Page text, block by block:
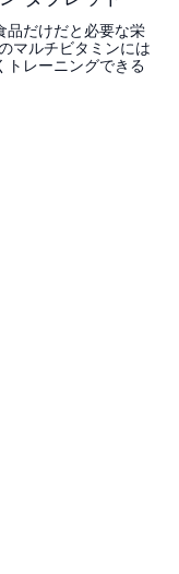
品だけだと必要な栄
マルチビタミンには
トレーニングできる